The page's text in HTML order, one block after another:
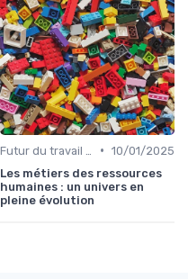
• 10/01/2025
Les métiers des ressources
humaines : un univers en
pleine évolution